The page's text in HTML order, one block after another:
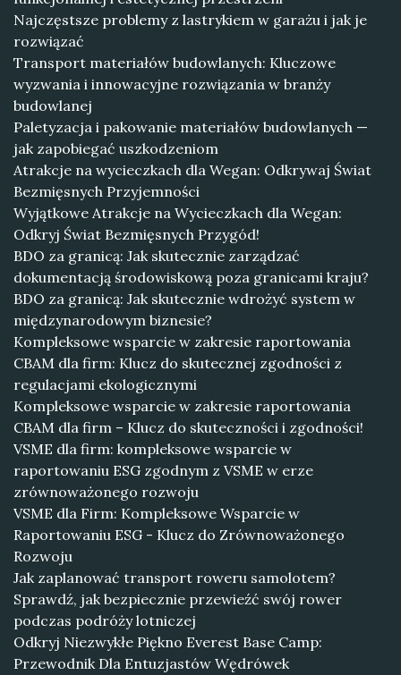
Najczęstsze problemy z lastrykiem w garażu i jak je
rozwiązać
Transport materiałów budowlanych: Kluczowe
wyzwania i innowacyjne rozwiązania w branży
budowlanej
Paletyzacja i pakowanie materiałów budowlanych —
jak zapobiegać uszkodzeniom
Atrakcje na wycieczkach dla Wegan: Odkrywaj Świat
Bezmięsnych Przyjemności
Wyjątkowe Atrakcje na Wycieczkach dla Wegan:
Odkryj Świat Bezmięsnych Przygód!
BDO za granicą: Jak skutecznie zarządzać
dokumentacją środowiskową poza granicami kraju?
BDO za granicą: Jak skutecznie wdrożyć system w
międzynarodowym biznesie?
Kompleksowe wsparcie w zakresie raportowania
CBAM dla firm: Klucz do skutecznej zgodności z
regulacjami ekologicznymi
Kompleksowe wsparcie w zakresie raportowania
CBAM dla firm – Klucz do skuteczności i zgodności!
VSME dla firm: kompleksowe wsparcie w
raportowaniu ESG zgodnym z VSME w erze
zrównoważonego rozwoju
VSME dla Firm: Kompleksowe Wsparcie w
Raportowaniu ESG - Klucz do Zrównoważonego
Rozwoju
Jak zaplanować transport roweru samolotem?
Sprawdź, jak bezpiecznie przewieźć swój rower
podczas podróży lotniczej
Odkryj Niezwykłe Piękno Everest Base Camp:
Przewodnik Dla Entuzjastów Wędrówek